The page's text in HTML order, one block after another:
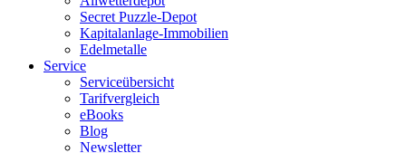
Secret Puzzle-Depot
Kapitalanlage-Immobilien
Edelmetalle
Service
Serviceübersicht
Tarifvergleich
eBooks
Blog
Newsletter